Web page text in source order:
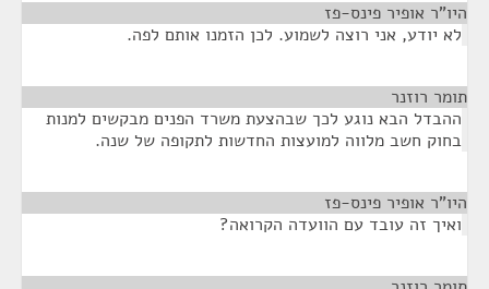
היו"ר אופיר פינס-פז
לא יודע, אני רוצה לשמוע. לכן הזמנו אותם לפה.
תומר רוזנר
ההבדל הבא נוגע לכך שבהצעת משרד הפנים מבקשים למנות
בחוק חשב מלווה למועצות החדשות לתקופה של שנה.
היו"ר אופיר פינס-פז
ואיך זה עובד עם הוועדה הקרואה?